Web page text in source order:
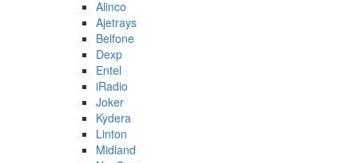
Alinco
Ajetrays
Belfone
Dexp
Entel
iRadio
Joker
Kydera
Linton
Midland